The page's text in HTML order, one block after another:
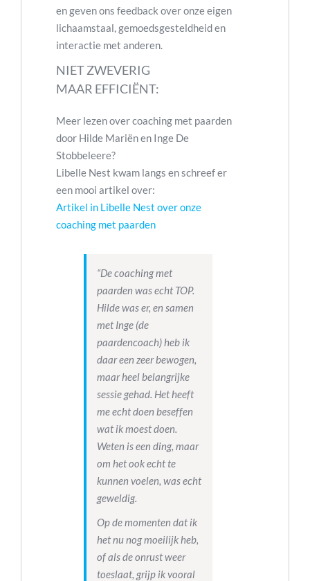
en geven ons feedback over onze eigen
lichaamstaal, gemoedsgesteldheid en
interactie met anderen.
NIET ZWEVERIG
MAAR EFFICIËNT:
Meer lezen over coaching met paarden
door Hilde Mariën en Inge De
Stobbeleere?
Libelle Nest kwam langs en schreef er
een mooi artikel over:
Artikel in Libelle Nest over onze
coaching met paarden
“De coaching met
paarden was echt TOP.
Hilde was er, en samen
met Inge (de
paardencoach) heb ik
daar een zeer bewogen,
maar heel belangrijke
sessie gehad. Het heeft
me echt doen beseffen
wat ik moest doen.
Weten is een ding, maar
om het ook echt te
kunnen voelen, was echt
geweldig.
Op de momenten dat ik
het nu nog moeilijk heb,
of als de onrust weer
toeslaat, grijp ik vooral